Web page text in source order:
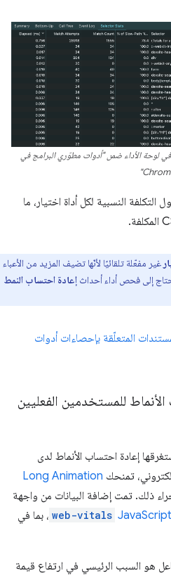
لوحة الأداء ضمن "أدوات مطوّري البرامج في
النسبية لكل أداة اختيار، ما
غير مفعّلة تلقائيًا لأنّها تضيف المزيد من الأعباء
إلى فحص أداء أحداث إعادة احتساب النمط
المتعلّقة بإحصاءات أدوات
للمستخدمين الفعليين
إعادة احتساب الأنماط لدى
تمنحك Long Animation
ذلك. تمت إضافة البيانات من واجهة
web-vitals ، بما في
هو السبب الرئيسي في ارتفاع قيمة